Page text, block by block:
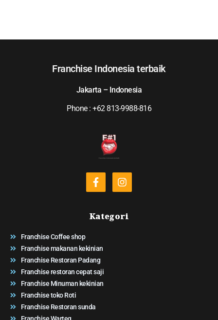
Franchise Indonesia terbaik
Jakarta – Indonesia
Phone : +62 813-9988-816
Kategori
Franchise Coffee shop
Franchise makanan kekinian
Franchise Restoran Padang
Franchise restoran cepat saji
Franchise Minuman kekinian
Franchise toko Roti
Franchise Restoran sunda